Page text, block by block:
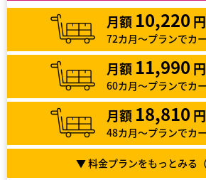
月額 10,220 円
72カ月～プランでカ
月額 11,990 円
60カ月～プランでカ
月額 18,810 円
48カ月～プランでカ
▼ 料金プランをもっとみる